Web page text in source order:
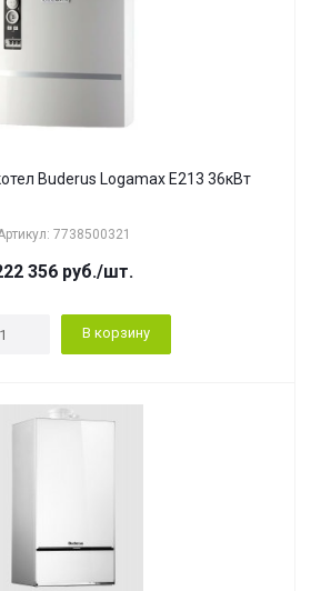
Buderus Logamax E213 36кВт
7738500321
356 руб./шт.
В корзину